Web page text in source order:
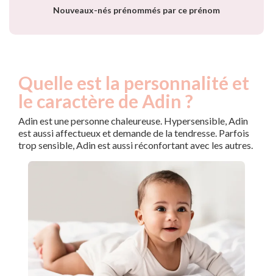
Nouveaux-nés prénommés par ce prénom
Quelle est la personnalité et
le caractère de Adin ?
Adin est une personne chaleureuse. Hypersensible, Adin
est aussi affectueux et demande de la tendresse. Parfois
trop sensible, Adin est aussi réconfortant avec les autres.